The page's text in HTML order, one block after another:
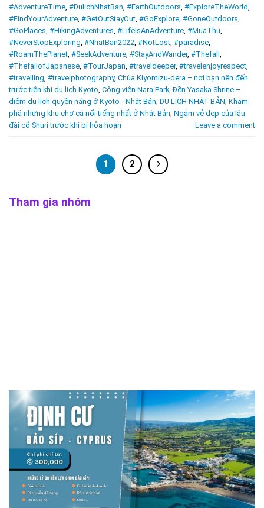
#AdventureTime #DulichNhatBan #EarthOutdoors #ExploreTheWorld
#FindYourAdventure #GetOutStayOut #GoExplore #GoneOutdoors
#GoPlaces #HikingAdventures #LifeIsAnAdventure #MuaThu
#NeverStopExploring #NhatBan2022 #NotLost #paradise
#RoamThePlanet #SeekAdventure #StayAndWander, #Thefall
#ThefallofJapanese #TourJapan #traveldeeper, #travelenjoyrespect
#travelling #travelphotography, Chùa Kiyomizu-dera – nơi bạn nên đến
trước tiên khi du lịch Kyoto Công viên Nara Park ,Đền Yasaka Shrine –
điểm du lịch quyền năng ở Kyoto - Nhật Bản DU LỊCH NHẬT BẢN Khám
phá những khu chợ cá nổi tiếng nhất ở Nhật Bản Ngắm vẻ đẹp của lâu
đài cổ Shuri trước khi bị hỏa hoạn
Leave a comment
1 2
Tham gia nhóm